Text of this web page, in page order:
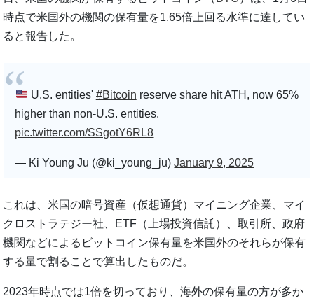
時点で米国外の機関の保有量を1.65倍上回る水準に達してい
ると報告した。
U.S. entities' #Bitcoin reserve share hit ATH, now 65%
higher than non-U.S. entities.
pic.twitter.com/SSgotY6RL8
— Ki Young Ju (@ki_young_ju)January 9, 2025
これは、米国の暗号資産（仮想通貨）マイニング企業、マイ
クロストラテジー社、ETF（上場投資信託）、取引所、政府
機関などによるビットコイン保有量を米国外のそれらが保有
する量で割ることで算出したものだ。
2023年時点では1倍を切っており、海外の保有量の方が多か